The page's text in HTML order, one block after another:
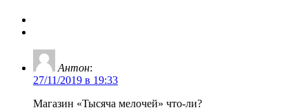
Антон:
27/11/2019 в 19:33
Магазин «Тысяча мелочей» что-ли?